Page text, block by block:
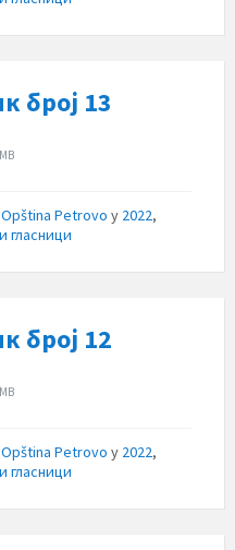
број 13
Opština Petrovo у 2022,
гласници
број 12
Opština Petrovo у 2022,
гласници